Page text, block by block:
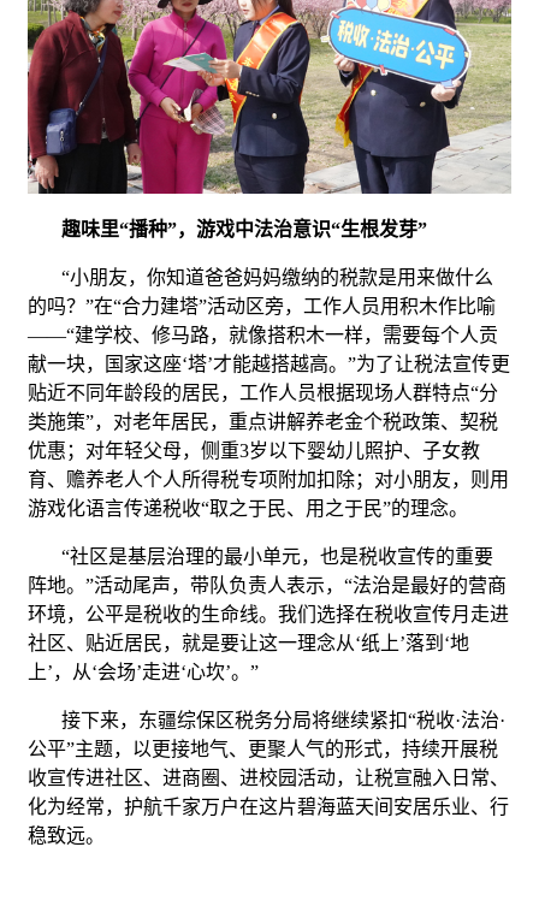
趣味里“播种”，游戏中法治意识“生根发芽”
“小朋友，你知道爸爸妈妈缴纳的税款是用来做什么
的吗？”在“合力建塔”活动区旁，工作人员用积木作比喻
——“建学校、修马路，就像搭积木一样，需要每个人贡
献一块，国家这座‘塔’才能越搭越高。”为了让税法宣传更
贴近不同年龄段的居民，工作人员根据现场人群特点“分
类施策”，对老年居民，重点讲解养老金个税政策、契税
优惠；对年轻父母，侧重3岁以下婴幼儿照护、子女教
育、赡养老人个人所得税专项附加扣除；对小朋友，则用
游戏化语言传递税收“取之于民、用之于民”的理念。
“社区是基层治理的最小单元，也是税收宣传的重要
阵地。”活动尾声，带队负责人表示，“法治是最好的营商
环境，公平是税收的生命线。我们选择在税收宣传月走进
社区、贴近居民，就是要让这一理念从‘纸上’落到‘地
上’，从‘会场’走进‘心坎’。”
接下来，东疆综保区税务分局将继续紧扣“税收·法治·
公平”主题，以更接地气、更聚人气的形式，持续开展税
收宣传进社区、进商圈、进校园活动，让税宣融入日常、
化为经常，护航千家万户在这片碧海蓝天间安居乐业、行
稳致远。